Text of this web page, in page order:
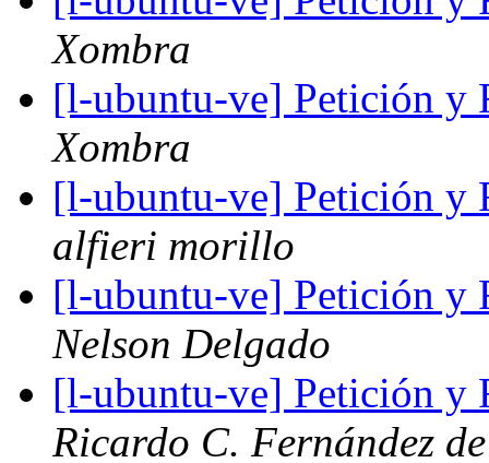
Xombra
[l-ubuntu-ve] Petición y
Xombra
[l-ubuntu-ve] Petición y
alfieri morillo
[l-ubuntu-ve] Petición y
Nelson Delgado
[l-ubuntu-ve] Petición y
Ricardo C. Fernández